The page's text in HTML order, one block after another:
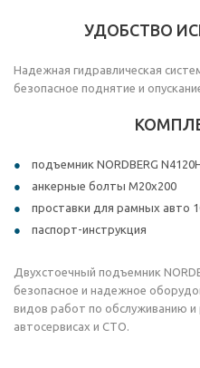
УДОБСТВО
Надежная гидравлическая
безопасное поднятие и
подъемник NORDBERG
анкерные болты M20x200
проставки для рамных авто
паспорт-инструкция
Двухстоечный подъемник
безопасное и надежное
видов работ по обслуживанию
автосервисах и СТО.